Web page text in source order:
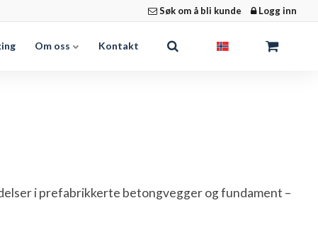
Søk om å bli kunde Logg inn
Om oss Kontakt
i prefabrikkerte betongvegger og fundament –